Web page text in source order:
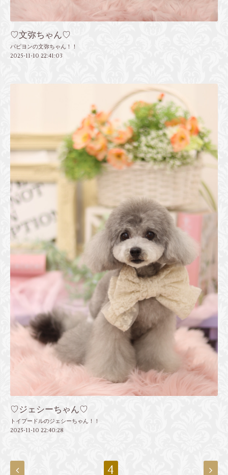
♡文弥ちゃん♡
パピヨンの文弥ちゃん！！
2025-11-10 22:41:03
♡ジェシーちゃん♡
トイプードルのジェシーちゃん！！
2025-11-10 22:40:28
4